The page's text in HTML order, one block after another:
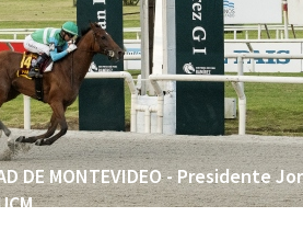
DE MONTEVIDEO - Presidente